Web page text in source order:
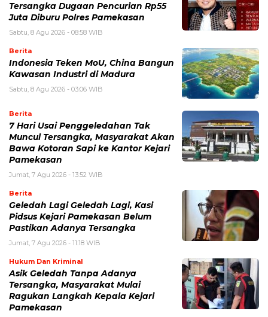
Tersangka Dugaan Pencurian Rp55
Juta Diburu Polres Pamekasan
Sabtu, 8 Agu 2026 - 08:58 WIB
Berita
Indonesia Teken MoU, China Bangun
Kawasan Industri di Madura
Sabtu, 8 Agu 2026 - 03:06 WIB
Berita
7 Hari Usai Penggeledahan Tak
Muncul Tersangka, Masyarakat Akan
Bawa Kotoran Sapi ke Kantor Kejari
Pamekasan
Jumat, 7 Agu 2026 - 13:52 WIB
Berita
Geledah Lagi Geledah Lagi, Kasi
Pidsus Kejari Pamekasan Belum
Pastikan Adanya Tersangka
Jumat, 7 Agu 2026 - 11:18 WIB
Hukum Dan Kriminal
Asik Geledah Tanpa Adanya
Tersangka, Masyarakat Mulai
Ragukan Langkah Kepala Kejari
Pamekasan